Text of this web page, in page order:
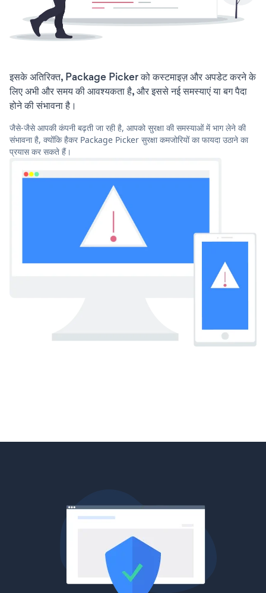
इसके अतिरिक्त, Package Picker को कस्टमाइज़ और अपडेट करने के
लिए अभी और समय की आवश्यकता है, और इससे नई समस्याएं या बग पैदा
होने की संभावना है।
जैसे-जैसे आपकी कंपनी बढ़ती जा रही है, आपको सुरक्षा की समस्याओं में भाग लेने की
संभावना है, क्योंकि हैकर Package Picker सुरक्षा कमजोरियों का फायदा उठाने का
प्रयास कर सकते हैं।